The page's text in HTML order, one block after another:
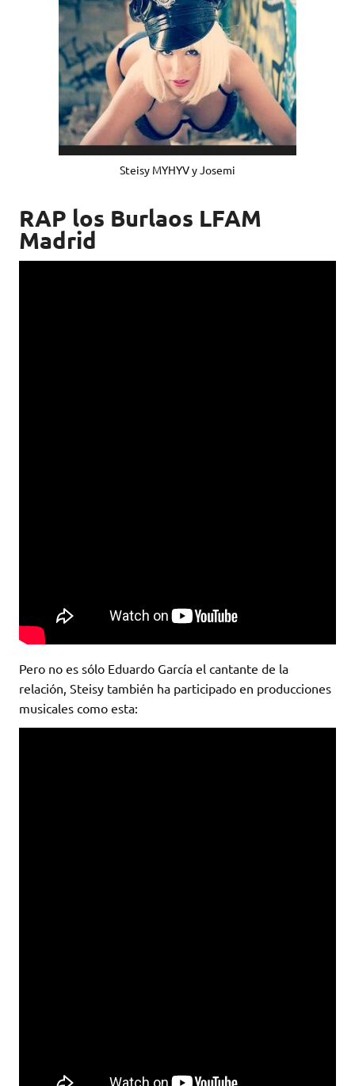
Steisy MYHYV y Josemi
RAP los Burlaos LFAM
Madrid
Pero no es sólo Eduardo García el cantante de la
relación, Steisy también ha participado en producciones
musicales como esta: